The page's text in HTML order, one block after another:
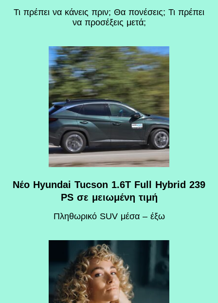
Τι πρέπει να κάνεις πριν; Θα πονέσεις; Τι πρέπει
να προσέξεις μετά;
Νέο Hyundai Tucson 1.6T Full Hybrid 239
PS σε μειωμένη τιμή
Πληθωρικό SUV μέσα – έξω